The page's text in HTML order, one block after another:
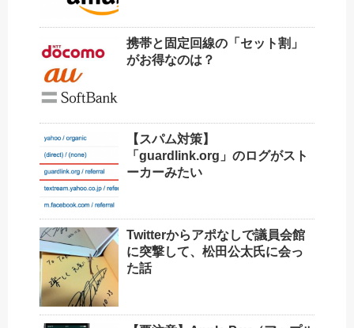
携帯と固定回線の「セット割」
がお得なのは？
【スパム対策】
「guardlink.org」のログがスト
ーカーみたい
Twitterからアポなしで議員会館
に突撃して、松田公太氏に会っ
た話